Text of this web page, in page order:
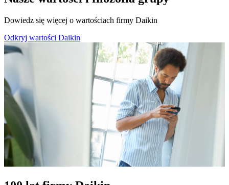
Dowiedz się więcej o wartościach firmy Daikin
Odkryj wartości Daikin